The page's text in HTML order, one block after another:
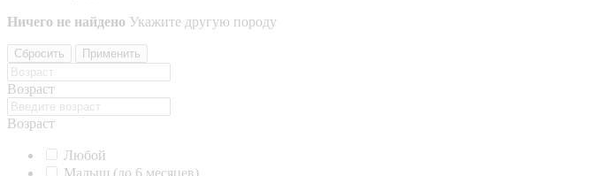
Ничего не найдено Укажите другую породу
Сбросить Применить
Возраст
Возраст
Любой
Малыш (до 6 месяцев)